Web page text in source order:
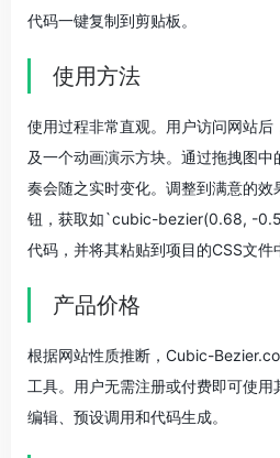
代码一键复制到剪贴板。
使用方法
使用过程非常直观。用户访问网站
及一个动画演示方块。通过拖拽图
奏会随之实时变化。调整到满意的
钮，获取如`cubic-bezier(0.68, -
代码，并将其粘贴到项目的CSS文件
产品价格
根据网站性质推断，Cubic-
工具。用户无需注册或付费即可使
编辑、预设调用和代码生成。